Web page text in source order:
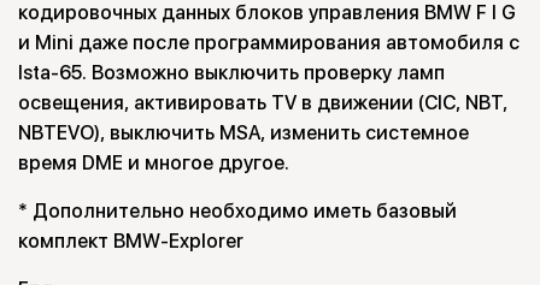
кодировочных данных блоков управления BMW F I G
и Mini даже после программирования автомобиля с
Ista-65. Возможно выключить проверку ламп
освещения, активировать TV в движении (CIC, NBT,
NBTEVO), выключить MSA, изменить системное
время DME и многое другое.
* Дополнительно необходимо иметь базовый
комплект BMW-Explorer